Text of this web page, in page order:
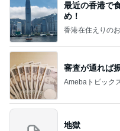
最近の香港で
め！
香港在住えりの
審査が通れば
Amebaトピック
地獄